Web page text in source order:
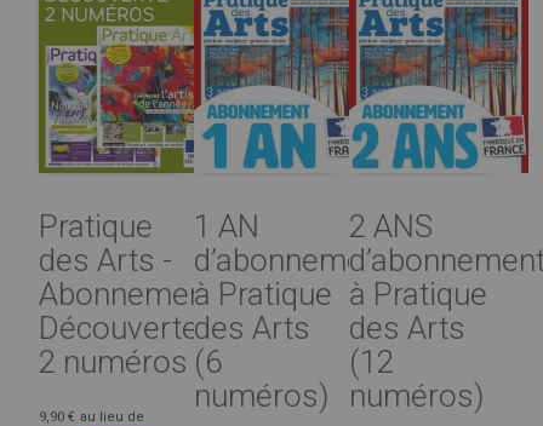
Pratique
des Arts -
Abonnement
Découverte
2 numéros
9,90 € au lieu de
1 AN
d’abonnement
à Pratique
des Arts
(6
numéros)
2 ANS
à Pratique
des Arts
(12
numéros)